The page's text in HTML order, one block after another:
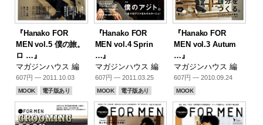
『Hanako FOR
MEN vol.5 僕の旅。
ロ …』
マガジンハウス 編
607円 — 2011.10.03
MOOK 電子版あり
『Hanako FOR
MEN vol.4 Sprin
…』
マガジンハウス 編
607円 — 2011.03.25
MOOK 電子版あり
『Hanako FOR
MEN vol.3 Autum
…』
マガジンハウス 編
607円 — 2010.09.24
MOOK